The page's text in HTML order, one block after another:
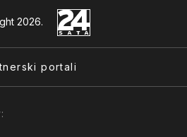
2026.
portali